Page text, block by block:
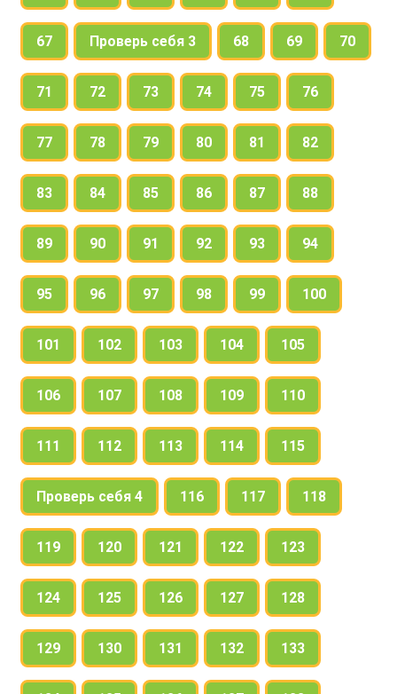
67 Проверь себя 3 68 69 70
71 72 73 74 75 76
77 78 79 80 81 82
83 84 85 86 87 88
89 90 91 92 93 94
95 96 97 98 99 100
101 102 103 104 105
106 107 108 109 110
111 112 113 114 115
Проверь себя 4 116 117 118
119 120 121 122 123
124 125 126 127 128
129 130 131 132 133